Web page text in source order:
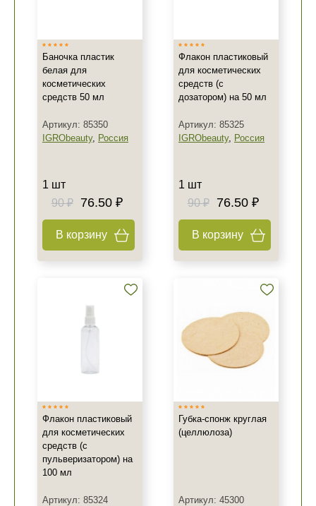
Баночка пластик
белая для
косметических
средств 50 мл
Артикул: 85350
IGRObeauty, Россия
1 шт
90 ₽
76.50 ₽
В корзину
Флакон пластиковый
для косметических
средств (с
дозатором) на 50 мл
Артикул: 85325
IGRObeauty, Россия
1 шт
90 ₽
76.50 ₽
В корзину
Флакон пластиковый
для косметических
средств (с
пульверизатором) на
100 мл
Артикул: 85324
Губка-спонж круглая
(целлюлоза)
Артикул: 45300